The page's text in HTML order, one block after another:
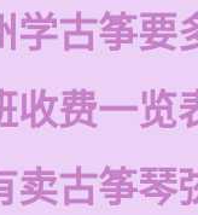
学古筝要
收费一览
卖古筝琴